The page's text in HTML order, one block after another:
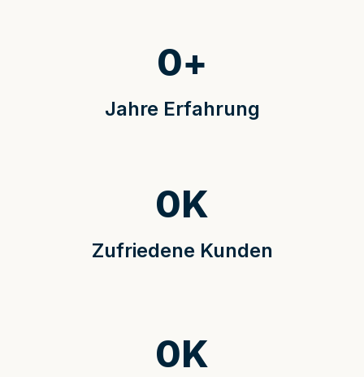
Jahre Erfahrung
0+
Zufriedene Kunden
0K
0K